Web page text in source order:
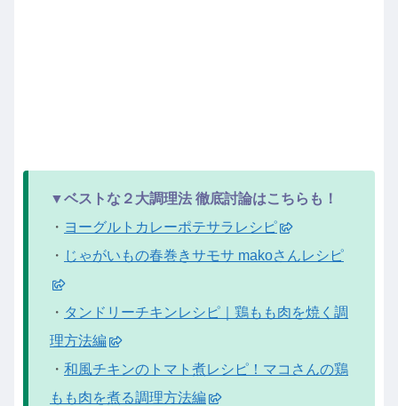
▼ベストな２大調理法 徹底討論はこちらも！
・ ヨーグルトカレーポテサラレシピ
・ じゃがいもの春巻きサモサ makoさんレシピ
・ タンドリーチキンレシピ｜鶏もも肉を焼く調
理方法編
・ 和風チキンのトマト煮レシピ！マコさんの鶏
もも肉を煮る調理方法編